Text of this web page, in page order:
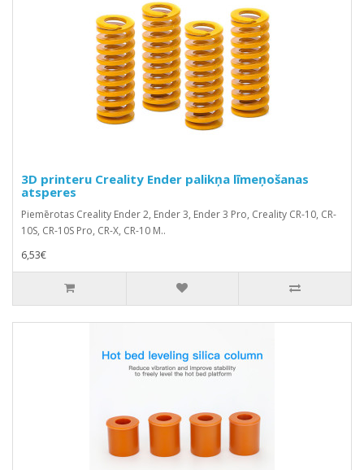
3D printeru Creality Ender palikņa līmeņošanas
atsperes
Piemērotas Creality Ender 2, Ender 3, Ender 3 Pro, Creality CR-10, CR-
10S, CR-10S Pro, CR-X, CR-10 M..
6,53€